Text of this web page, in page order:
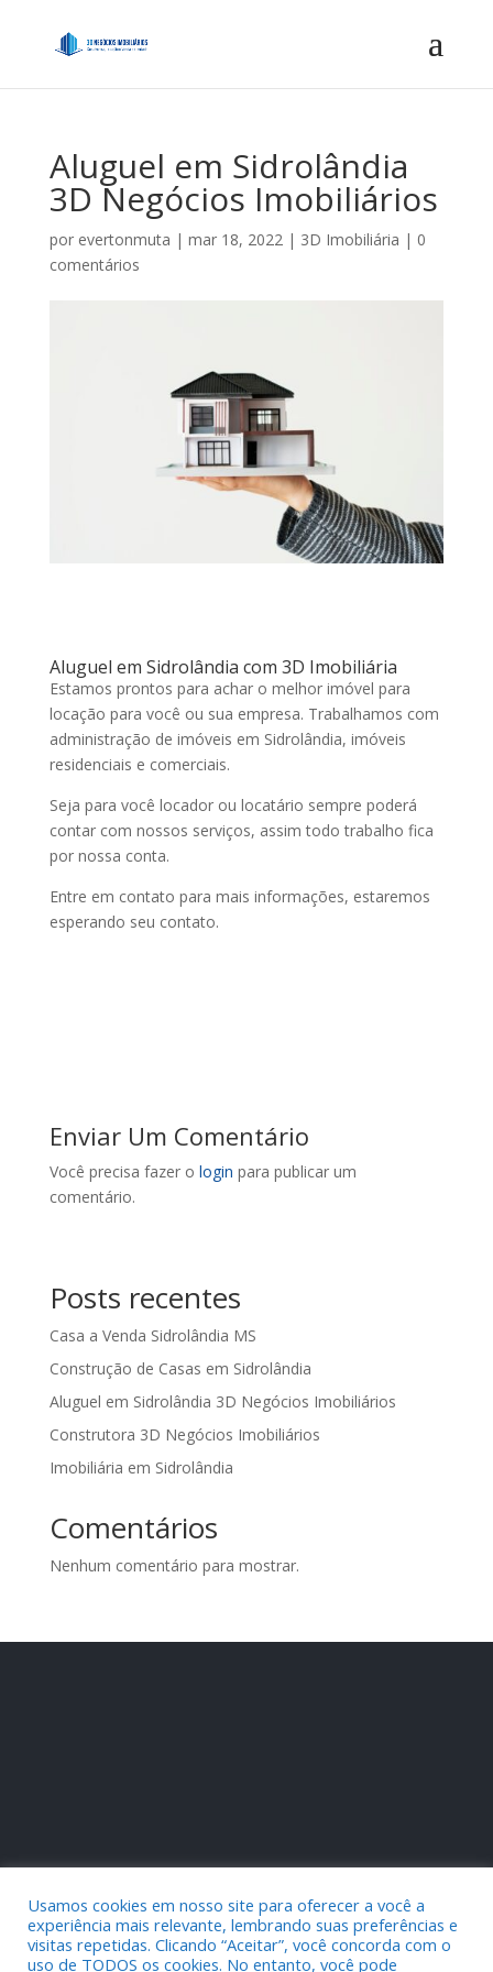
Aluguel em Sidrolândia
3D Negócios Imobiliários
por evertonmuta | mar 18, 2022| 3D Imobiliária | 0
comentários
Aluguel em Sidrolândia com 3D Imobiliária
Estamos prontos para achar o melhor imóvel para
locação para você ou sua empresa. Trabalhamos com
administração de imóveis em Sidrolândia, imóveis
residenciais e comerciais.
Seja para você locador ou locatário sempre poderá
contar com nossos serviços, assim todo trabalho fica
por nossa conta.
Entre em contato para mais informações, estaremos
esperando seu contato.
Enviar Um Comentário
Você precisa fazer o login para publicar um
comentário.
Posts recentes
Casa a Venda Sidrolândia MS
Construção de Casas em Sidrolândia
Aluguel em Sidrolândia 3D Negócios Imobiliários
Construtora 3D Negócios Imobiliários
Imobiliária em Sidrolândia
Comentários
Nenhum comentário para mostrar.
Usamos cookies em nosso site para oferecer a você a
experiência mais relevante, lembrando suas preferências e
visitas repetidas. Clicando “Aceitar”, você concorda com o
uso de TODOS os cookies. No entanto, você pode